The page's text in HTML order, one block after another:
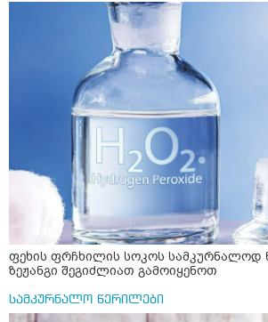
ფეხის ფრჩხილის სოკოს სამკურნალოდ
ზეჟანგი შეგიძლიათ გამოიყენოთ
სამკურნალო წერილები